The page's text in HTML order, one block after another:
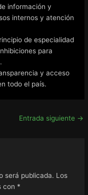
información y
internos y atención
de especialidad
para
y acceso
todo el país.
Entrada siguiente →
será publicada. Los
con *